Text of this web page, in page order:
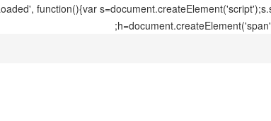
function(){var